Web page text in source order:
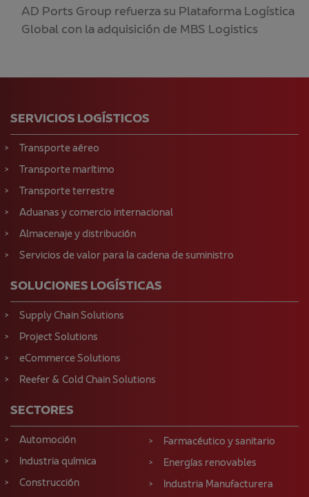
AD Ports Group refuerza su Plataforma Logística
Global con la adquisición de MBS Logistics
SERVICIOS LOGÍSTICOS
Transporte aéreo
Transporte marítimo
Transporte terrestre
Aduanas y comercio internacional
Almacenaje y distribución
Servicios de valor para la cadena de suministro
SOLUCIONES LOGÍSTICAS
Supply Chain Solutions
Project Solutions
eCommerce Solutions
Reefer & Cold Chain Solutions
SECTORES
Automoción
Industria química
Construcción
Farmacéutico y sanitario
Energías renovables
Industria Manufacturera